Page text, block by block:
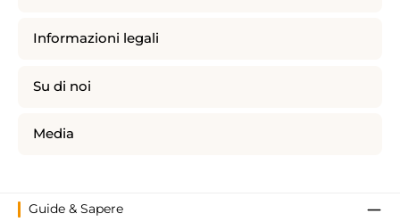
Informazioni legali
Su di noi
Media
Guide & Sapere